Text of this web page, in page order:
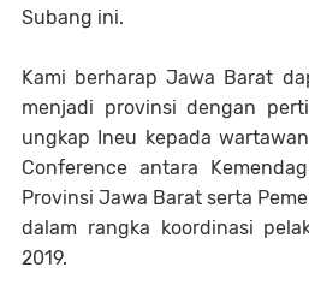
Subang ini.
Kami berharap Jawa Barat
menjadi provinsi dengan
ungkap Ineu kepada
Conference antara
Provinsi Jawa Barat serta
dalam rangka koordinasi
2019.